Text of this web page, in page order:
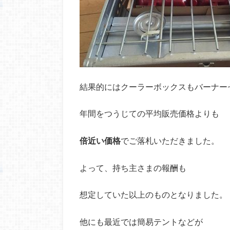
結果的にはクーラーボックスもバーナー
年間をつうじての平均販売価格よりも
倍近い価格でご落札いただきました。
よって、持ち主さまの報酬も
想定していた以上のものとなりました。
他にも最近では簡易テントなどが